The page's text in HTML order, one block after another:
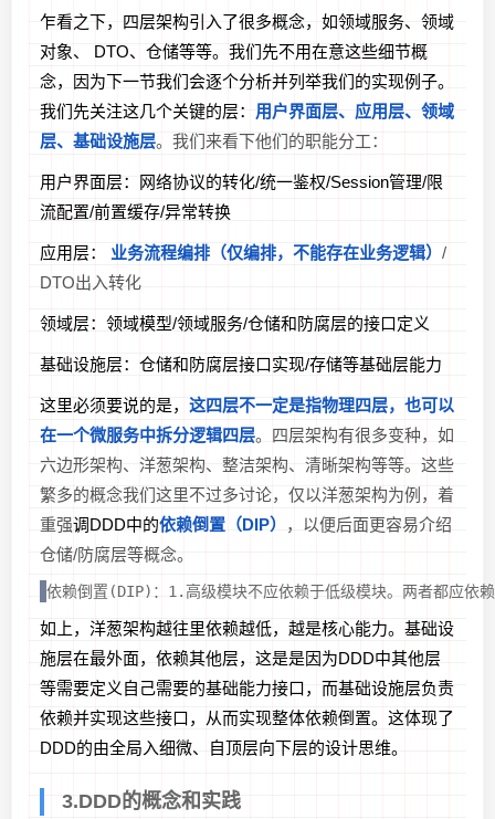
乍看之下，四层架构引入了很多概念，如领域服务、领域
对象、 DTO、仓储等等。我们先不用在意这些细节概
念，因为下一节我们会逐个分析并列举我们的实现例子。
我们先关注这几个关键的层： 用户界面层、应用层、领域
层、基础设施层。我们来看下他们的职能分工：
用户界面层：网络协议的转化/统一鉴权/Session管理/限
流配置/前置缓存/异常转换
应用层： 业务流程编排（仅编排，不能存在业务逻辑） /
DTO出入转化
领域层：领域模型/领域服务/仓储和防腐层的接口定义
基础设施层：仓储和防腐层接口实现/存储等基础层能力
这里必须要说的是， 这四层不一定是指物理四层，也可以
在一个微服务中拆分逻辑四层。四层架构有很多变种，如
六边形架构、洋葱架构、整洁架构、清晰架构等等。这些
繁多的概念我们这里不过多讨论，仅以洋葱架构为例，着
重强调DDD中的依赖倒置（DIP）
，以便后面更容易介绍
仓储/防腐层等概念。
依赖倒置(DIP)：1.高级模块不应依赖于低级模块。两者都应依
如上，洋葱架构越往里依赖越低，越是核心能力。基础设
施层在最外面，依赖其他层，这是是因为DDD中其他层
等需要定义自己需要的基础能力接口，而基础设施层负责
依赖并实现这些接口，从而实现整体依赖倒置。这体现了
DDD的由全局入细微、自顶层向下层的设计思维。
3.DDD的概念和实践